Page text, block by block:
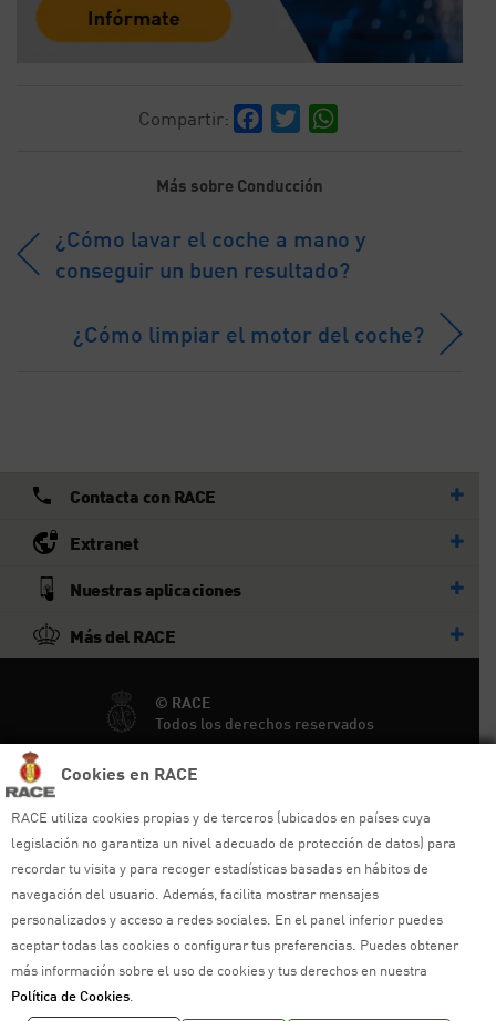
Cookies en RACE
RACE utiliza cookies propias y de terceros (ubicados en países cuya
legislación no garantiza un nivel adecuado de protección de datos) para
recordar tu visita y para recoger estadísticas basadas en hábitos de
navegación del usuario. Además, facilita mostrar mensajes
personalizados y acceso a redes sociales. En el panel inferior puedes
aceptar todas las cookies o configurar tus preferencias. Puedes obtener
más información sobre el uso de cookies y tus derechos en nuestra
Política de Cookies
Compartir: Facebook
Twitter
Más sobre Conducción
¿Cómo lavar el coche a mano y
conseguir un buen resultado?
¿Cómo limpiar el motor del coche?
Contacta con RACE
Extranet
Nuestras aplicaciones
Más del RACE
© RACE
Todos los derechos reservados
Ayuda y sitemap
Aviso legal
Política de privacidad
Política de cookies
Política de venta